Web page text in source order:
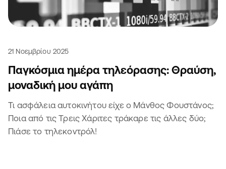
21 Νοεμβρίου 2025
Παγκόσμια ημέρα τηλεόρασης: Θραύση,
μοναδική μου αγάπη
Τι ασφάλεια αυτοκινήτου είχε ο Μάνθος Φουστάνος;
Ποια από τις Τρεις Χάριτες τράκαρε τις άλλες δύο;
Πιάσε το τηλεκοντρόλ!